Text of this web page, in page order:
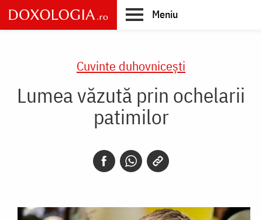
Skip
to
main
Meniu
Cuvinte duhovnicești
Lumea văzută prin ochelarii
patimilor